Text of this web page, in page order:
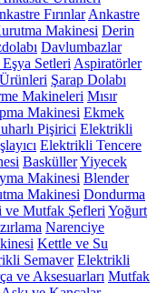
Fırınlar Ankastre
Makinesi Derin
Davlumbazlar
Setleri Aspiratörler
Şarap Dolabı
Makineleri Mısır
Makinesi Ekmek
Pişirici Elektrikli
Elektrikli Tencere
BasküllerYiyecek
Makinesi Blender
Makinesi Dondurma
ve Mutfak Şefleri Yoğurt
Narenciye
Kettle ve Su
Semaver Elektrikli
ve Aksesuarları Mutfak